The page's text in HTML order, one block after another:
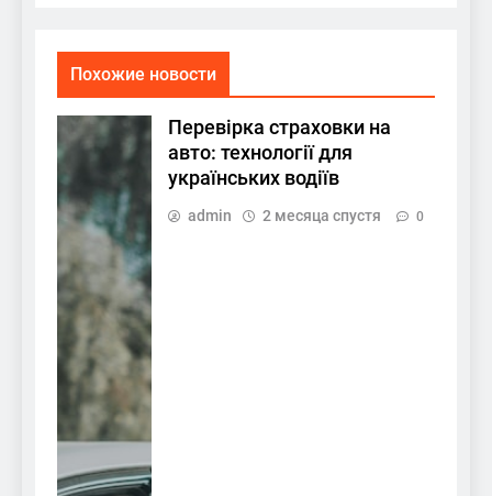
Похожие новости
Перевірка страховки на
авто: технології для
українських водіїв
admin 2 месяца спустя 0